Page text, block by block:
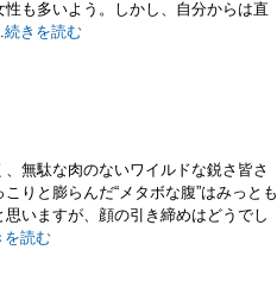
も多いよう。しかし、自分からは直
続きを読む
無駄な肉のないワイルドな鋭さ皆さ
りと膨らんだ“メタボな腹”はみっとも
いますが、顔の引き締めはどうでし
を読む